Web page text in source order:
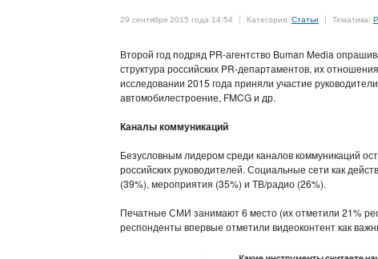
29 сентября 2015 года 14:54 Категория: Статьи Тематика:
Второй год подряд PR-агентство Buman Media
структура российских PR-департаментов, их
исследовании 2015 года приняли участие
автомобилестроение, FMCG и др.
Каналы коммуникаций
Безусловным лидером среди каналов коммуникаций
российских руководителей. Социальные сети как
(39%), мероприятия (35%) и ТВ/радио (26%).
Печатные СМИ занимают 6 место (их отметили 21%
респонденты впервые отметили видеоконтент как